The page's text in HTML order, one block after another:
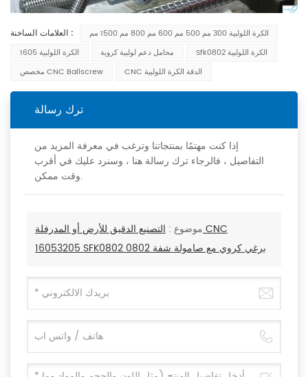
العلامات الساخنة :
الكرة اللولبية 300 مم 500 مم 600 مم 800 مم 1500 مم
1605 الكرة اللولبية
محامل دعم لولبية كروية
Sfk0802 الكرة اللولبية
مخصص CNC Ballscrew
CNC الدقة الكرة اللولبية
ترك رسالة
إذا كنت مهتمًا بمنتجاتنا وترغب في معرفة المزيد من
التفاصيل ، فالرجاء ترك رسالة هنا ، وسنرد عليك في أقرب
وقت ممكن.
موضوع : التصنيع الدقيق للأرض أو المدرفلة CNC
16053205 SFK0802 برغي كروي مع صامولة شفة 0802